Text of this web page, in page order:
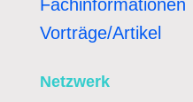
Fachinformationen
Vorträge/Artikel
Netzwerk